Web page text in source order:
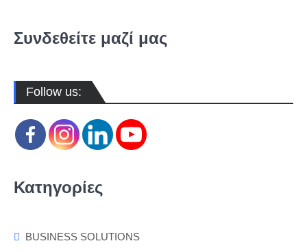
Συνδεθείτε μαζί μας
Follow us:
Κατηγορίες
BUSINESS SOLUTIONS